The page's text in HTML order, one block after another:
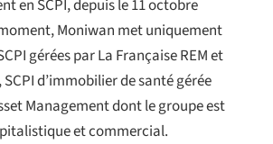
en SCPI, depuis le 11 octobre
Moniwan met uniquement
gérées par La Française REM et
d’immobilier de santé gérée
Management dont le groupe est
et commercial.